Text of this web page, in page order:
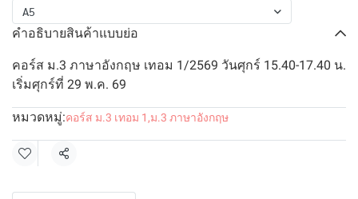
A5
คำอธิบายสินค้าแบบย่อ
คอร์ส ม.3 ภาษาอังกฤษ เทอม 1/2569 วันศุกร์ 15.40-17.40 น.
เริ่มศุกร์ที่ 29 พ.ค. 69
หมวดหมู่:คอร์ส ม.3 เทอม 1 ,ม.3 ภาษาอังกฤษ
แชร์